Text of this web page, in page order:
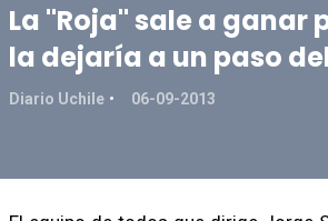
La "Roja" sale a ganar
la dejaría a un paso
Diario Uchile 06-09-2013